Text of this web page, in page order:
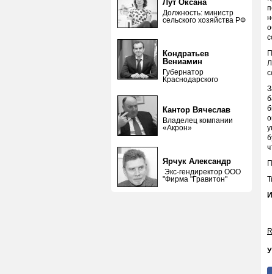
Лут Оксана
Должность: министр
сельского хозяйства РФ
Кондратьев
Вениамин
Губернатор
Краснодарского
Кантор Вячеслав
Владелец компании
«Акрон»
Ярчук Александр
Экс-гендиректор ООО
"Фирма "Гравитон"